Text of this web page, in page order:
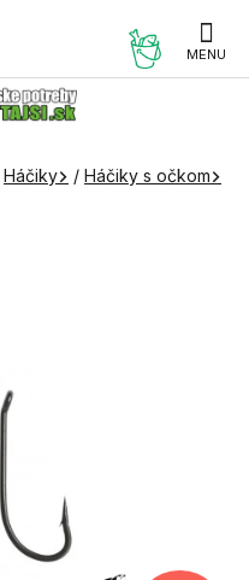
Háčiky / Háčiky s očkom